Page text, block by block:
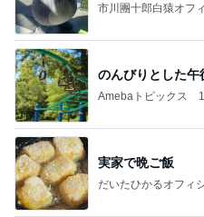
市川團十郎白猿オフ
のんびりとした午
Amebaトピックス
実家で晩ご飯
だいたひかるオフィ